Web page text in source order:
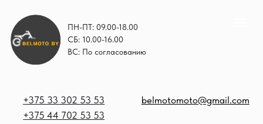
ПН-ПТ: 09.00-18.00
СБ: 10.00-16.00
ВС: По согласованию